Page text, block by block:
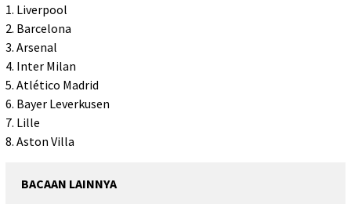
1. Liverpool
2. Barcelona
3. Arsenal
4. Inter Milan
5. Atlético Madrid
6. Bayer Leverkusen
7. Lille
8. Aston Villa
BACAAN LAINNYA